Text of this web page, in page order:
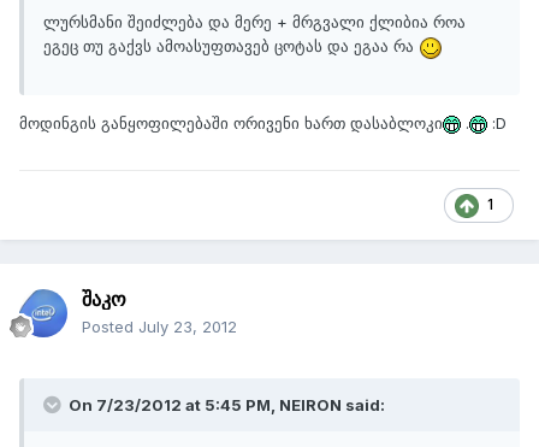
ლურსმანი შეიძლება და მერე + მრგვალი ქლიბია როა
ეგეც თუ გაქვს ამოასუფთავებ ცოტას და ეგაა რა
მოდინგის განყოფილებაში ორივენი ხართ დასაბლოკი . :D
1
შაკო
Posted July 23, 2012
On 7/23/2012 at 5:45 PM, NEIRON said: